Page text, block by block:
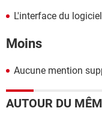
L'interface du
Moins
Aucune mention
AUTOUR DU